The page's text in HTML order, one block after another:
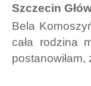
Szczecin
Bela
cała rodzina